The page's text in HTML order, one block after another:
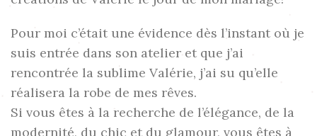
Pour moi c’était une évidence dès l’instant où je
suis entrée dans son atelier et que j’ai
rencontrée la sublime Valérie, j’ai su qu’elle
réalisera la robe de mes rêves.
Si vous êtes à la recherche de l’élégance, de la
modernité, du chic et du glamour, vous êtes à